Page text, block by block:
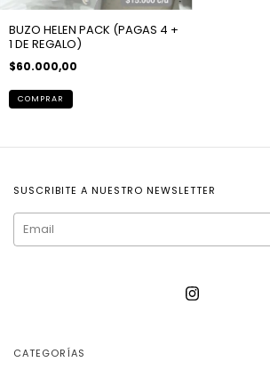
BUZO HELEN PACK (PAGAS 4 +
1 DE REGALO)
$60.000,00
SUSCRIBITE A NUESTRO NEWSLETTER
CATEGORÍAS